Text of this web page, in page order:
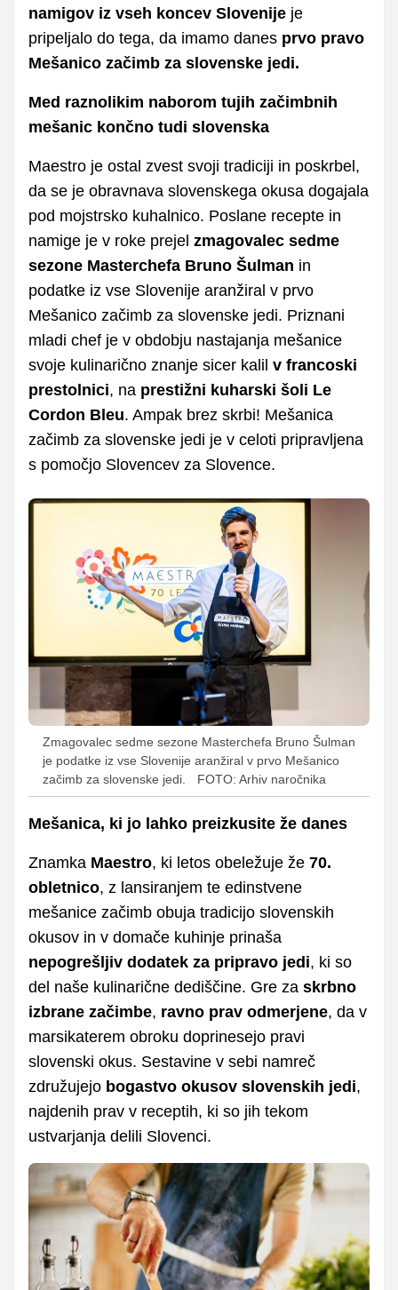
namigov iz vseh koncev Slovenije je
pripeljalo do tega, da imamo danes prvo pravo
Mešanico začimb za slovenske jedi.
Med raznolikim naborom tujih začimbnih
mešanic končno tudi slovenska
Maestro je ostal zvest svoji tradiciji in poskrbel,
da se je obravnava slovenskega okusa dogajala
pod mojstrsko kuhalnico. Poslane recepte in
namige je v roke prejel zmagovalec sedme
sezone Masterchefa Bruno Šulman in
podatke iz vse Slovenije aranžiral v prvo
Mešanico začimb za slovenske jedi. Priznani
mladi chef je v obdobju nastajanja mešanice
svoje kulinarično znanje sicer kalil v francoski
prestolnici, na prestižni kuharski šoli Le
Cordon Bleu. Ampak brez skrbi! Mešanica
začimb za slovenske jedi je v celoti pripravljena
s pomočjo Slovencev za Slovence.
Zmagovalec sedme sezone Masterchefa Bruno Šulman
je podatke iz vse Slovenije aranžiral v prvo Mešanico
začimb za slovenske jedi.
FOTO: Arhiv naročnika
Mešanica, ki jo lahko preizkusite že danes
Znamka Maestro, ki letos obeležuje že 70.
obletnico, z lansiranjem te edinstvene
mešanice začimb obuja tradicijo slovenskih
okusov in v domače kuhinje prinaša
nepogrešljiv dodatek za pripravo jedi, ki so
del naše kulinarične dediščine. Gre za skrbno
izbrane začimbe, ravno prav odmerjene, da v
marsikaterem obroku doprinesejo pravi
slovenski okus. Sestavine v sebi namreč
združujejo bogastvo okusov slovenskih jedi,
najdenih prav v receptih, ki so jih tekom
ustvarjanja delili Slovenci.